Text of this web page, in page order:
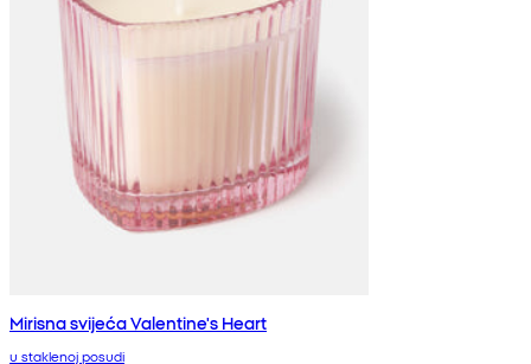
Mirisna svijeća Valentine's Heart
u staklenoj posudi